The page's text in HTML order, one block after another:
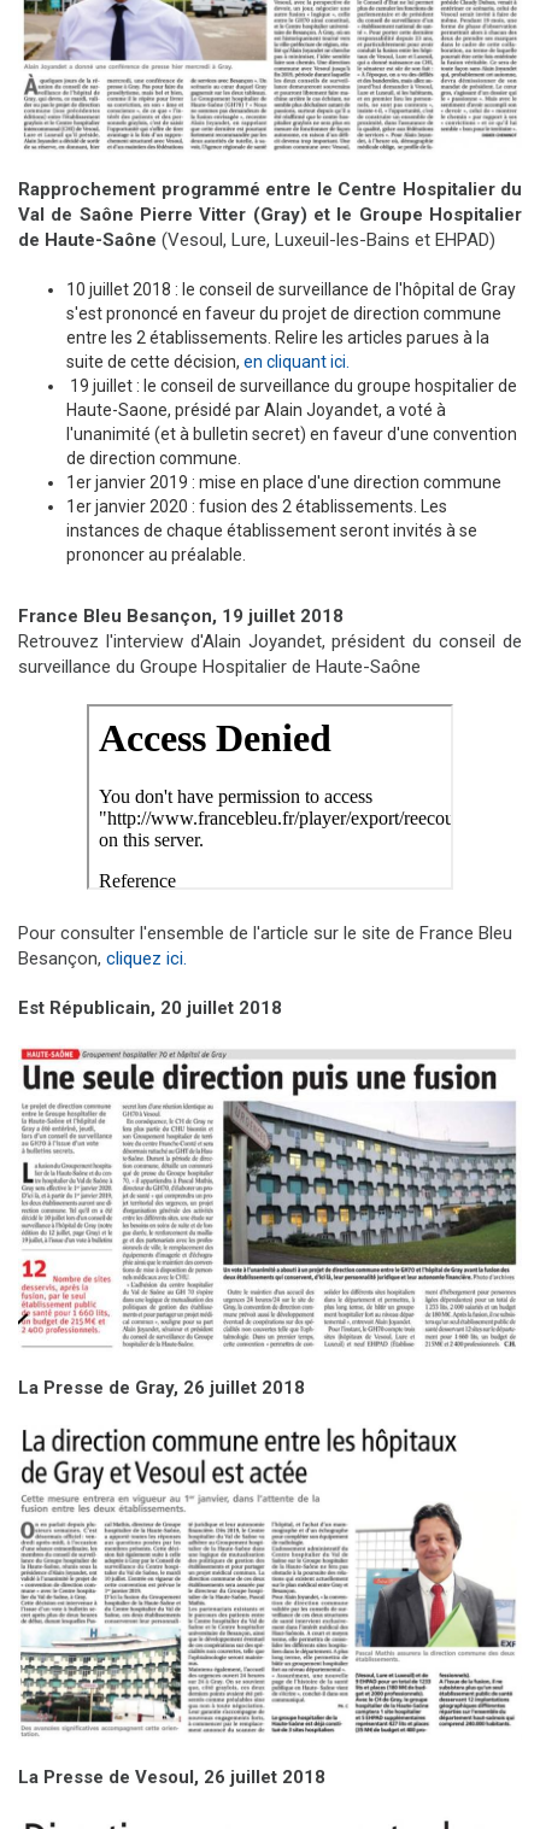
Rapprochement programmé entre le Centre Hospitalier du
Val de Saône Pierre Vitter (Gray) et le Groupe Hospitalier
de Haute-Saône (Vesoul, Lure, Luxeuil-les-Bains et EHPAD)
10 juillet 2018 : le conseil de surveillance de l'hôpital de Gray
s'est prononcé en faveur du projet de direction commune
entre les 2 établissements. Relire les articles parues à la
suite de cette décision, en cliquant ici.
19 juillet : le conseil de surveillance du groupe hospitalier de
Haute-Saone, présidé par Alain Joyandet, a voté à
l'unanimité (et à bulletin secret) en faveur d'une convention
de direction commune.
1er janvier 2019 : mise en place d'une direction commune
1er janvier 2020 : fusion des 2 établissements. Les
instances de chaque établissement seront invités à se
prononcer au préalable.
France Bleu Besançon, 19 juillet 2018
Retrouvez l'interview d'Alain Joyandet, président du conseil de
surveillance du Groupe Hospitalier de Haute-Saône
Pour consulter l'ensemble de l'article sur le site de France Bleu
Besançon, cliquez ici.
Est Républicain, 20 juillet 2018
La Presse de Gray, 26 juillet 2018
La Presse de Vesoul, 26 juillet 2018